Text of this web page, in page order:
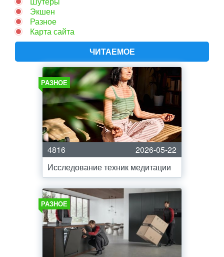
Экшен
Разное
Карта сайта
ЧИТАЕМОЕ
РАЗНОЕ
4816
2026-05-22
Исследование техник медитации
РАЗНОЕ